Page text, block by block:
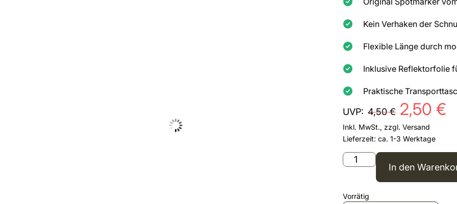
Kein Verhaken der
Flexible Länge durch
Inklusive Reflektorfolie
Praktische
UVP: 4,50€ 2,50 €
Inkl. MwSt., zzgl. Versand
Lieferzeit: ca. 1-3 Werktage
In den
Vorrätig